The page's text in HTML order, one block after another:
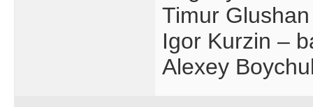
Timur
Igor Kurzin –
Alexey